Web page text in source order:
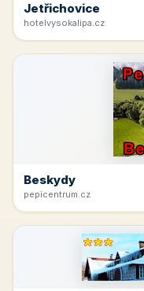
Jetřichovice
hotelvysokalipa.cz
Beskydy
pepicentrum.cz